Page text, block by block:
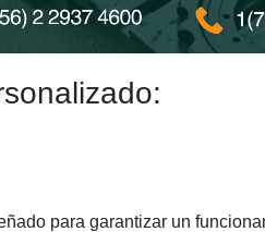
para garantizar un